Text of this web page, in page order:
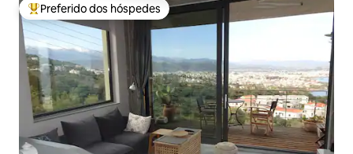
Entre os melhores preferidos dos hóspedes
Preferido dos hóspedes